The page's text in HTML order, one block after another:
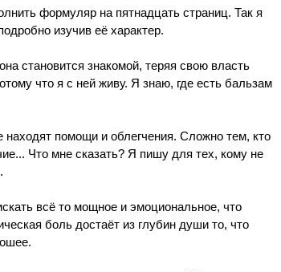
формуляр на пятнадцать страниц. Так я
изучив её характер.
становится знакомой, теряя свою власть
что я с ней живу. Я знаю, где есть бальзам
помощи и облегчения. Сложно тем, кто
Что мне сказать? Я пишу для тех, кому не
всё то мощное и эмоциональное, что
боль достаёт из глубин души то, что